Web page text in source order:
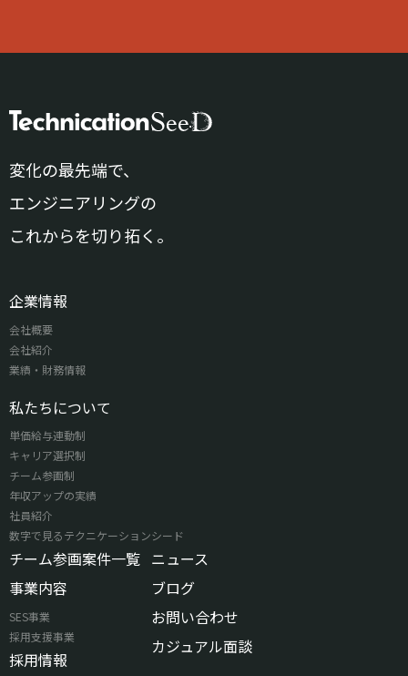
変化の最先端で、
エンジニアリングの
これからを切り拓く。
企業情報
会社概要
会社紹介
業績・財務情報
私たちについて
単価給与連動制
キャリア選択制
チーム参画制
年収アップの実績
社員紹介
数字で見るテクニケーションシード
チーム参画案件一覧
事業内容
SES事業
採用支援事業
採用情報
ニュース
ブログ
お問い合わせ
カジュアル面談